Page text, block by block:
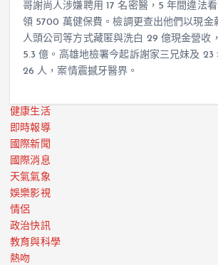
哥謝尚人涉嫌聘用 17 名密醫，5 年間違法
領 5700 萬健保費。檢調更查出他們以現金
人頭公司等方式藏匿與洗白 29 億現金營收
5.3 億。高雄地檢署今起訴謝家三兄妹及 23
26 人，案情震撼牙醫界。
健康生活
即時報導
國際新聞
國際消息
天氣氣象
娛樂影視
情侶
政治快訊
教育與科學
熱吻